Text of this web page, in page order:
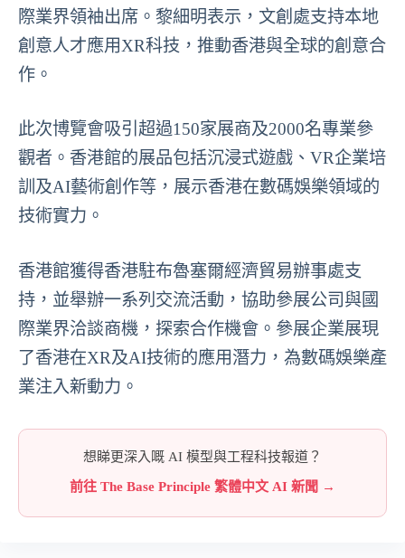
際業界領袖出席。黎細明表示，文創處支持本地
創意人才應用XR科技，推動香港與全球的創意合
作。
此次博覽會吸引超過150家展商及2000名專業參
觀者。香港館的展品包括沉浸式遊戲、VR企業培
訓及AI藝術創作等，展示香港在數碼娛樂領域的
技術實力。
香港館獲得香港駐布魯塞爾經濟貿易辦事處支
持，並舉辦一系列交流活動，協助參展公司與國
際業界洽談商機，探索合作機會。參展企業展現
了香港在XR及AI技術的應用潛力，為數碼娛樂產
業注入新動力。
想睇更深入嘅 AI 模型與工程科技報道？
前往 The Base Principle 繁體中文 AI 新聞 →